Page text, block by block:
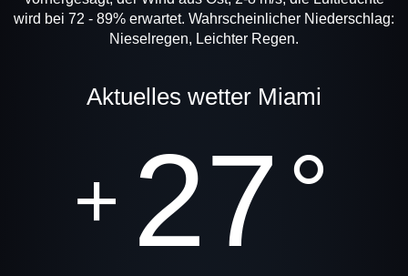
wird bei 72 - 89% erwartet. Wahrscheinlicher Niederschlag:
Nieselregen, Leichter Regen.
Aktuelles wetter Miami
+ 27°